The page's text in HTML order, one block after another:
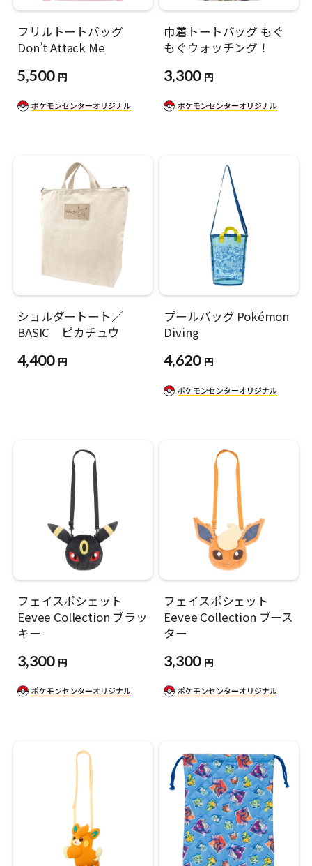
フリルトートバッグ
Don’t Attack Me
5,500 円
巾着トートバッグ もぐ
もぐウォッチング！
3,300 円
ショルダートート／
BASIC ピカチュウ
4,400 円
プールバッグ Pokémon
Diving
4,620 円
フェイスポシェット
Eevee Collection ブラッ
キー
3,300 円
フェイスポシェット
Eevee Collection ブース
ター
3,300 円